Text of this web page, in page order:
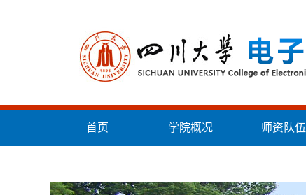
首页 学院概况 师资队伍